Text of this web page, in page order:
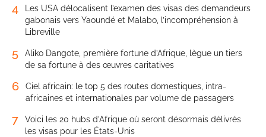
4
Les USA délocalisent l’examen des visas des demandeurs
gabonais vers Yaoundé et Malabo, l’incompréhension à
Libreville
5
Aliko Dangote, première fortune d’Afrique, lègue un tiers
de sa fortune à des œuvres caritatives
6
Ciel africain: le top 5 des routes domestiques, intra-
africaines et internationales par volume de passagers
7
Voici les 20 hubs d’Afrique où seront désormais délivrés
les visas pour les États-Unis